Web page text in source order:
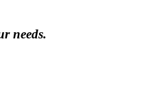
needs.